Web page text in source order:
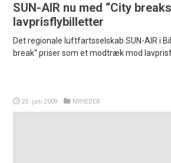
SUN-AIR nu med “City
lavprisflybilletter
Det regionale luftfartsselskab SUN-AIR i
break“ priser som et modtræk mod
25. juni 2009 NYHEDER